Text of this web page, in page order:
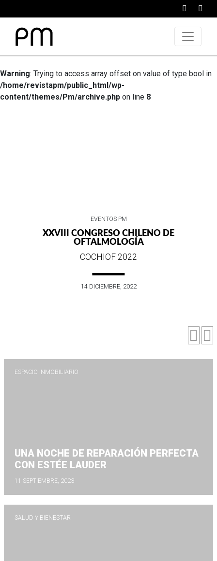
Warning: Trying to access array offset on value of type bool in
/home/revistapm/public_html/wp-
content/themes/Pm/archive.php on line 8
EVENTOS PM
XXVIII CONGRESO CHILENO DE
OFTALMOLOGÍA
COCHIOF 2022
14 DICIEMBRE, 2022
ESPACIO INMOBILIARIO
UNA NOCHE DE REPARACIÓN PERFECTA
CON ESTÉE LAUDER
11 SEPTIEMBRE, 2023
SALUD Y BIENESTAR